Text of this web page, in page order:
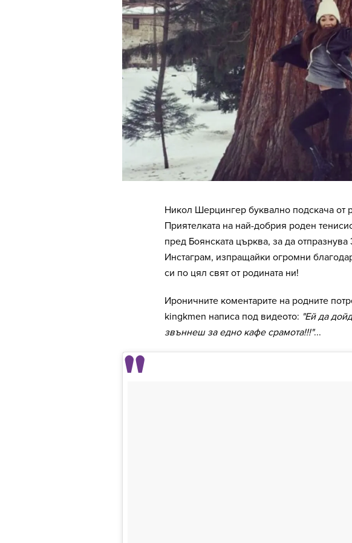
Никол Шерцингер буквално подскача от
Приятелката на най-добрия роден
пред Боянската църква, за да
Инстаграм, изпращайки огромни
си по цял свят от родината ни!
Ироничните коментарите на родните
kingkmen написа под видеото: "Ей да
звъннеш за едно кафе срамота!!!"...